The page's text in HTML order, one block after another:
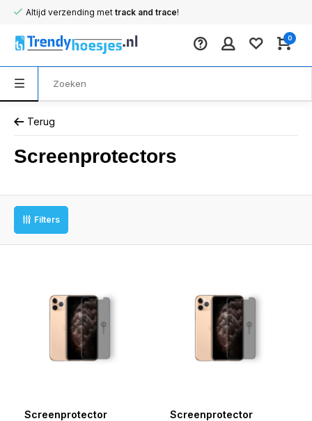
Altijd verzending met track and trace!
0
Terug
Screenprotectors
Filters
Screenprotector
Screenprotector